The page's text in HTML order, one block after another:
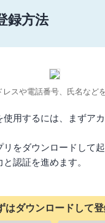
録方法
スや電話番号、氏名など
使用するには、まずア
リをダウンロードして
認証を進めます。
はダウンロードして登